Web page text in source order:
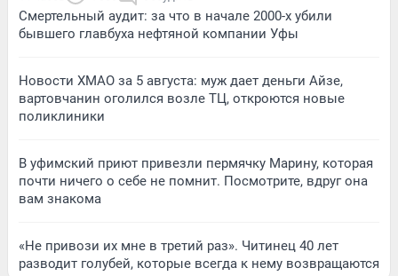
Смертельный аудит: за что в начале 2000-х убили
бывшего главбуха нефтяной компании Уфы
Новости ХМАО за 5 августа: муж дает деньги Айзе,
вартовчанин оголился возле ТЦ, откроются новые
поликлиники
В уфимский приют привезли пермячку Марину, которая
почти ничего о себе не помнит. Посмотрите, вдруг она
вам знакома
«Не привози их мне в третий раз». Читинец 40 лет
разводит голубей, которые всегда к нему возвращаются